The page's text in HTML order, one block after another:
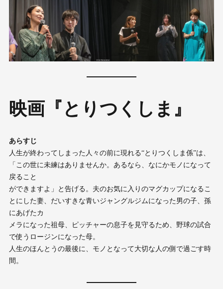
映画『とりつくしま』
あらすじ
人生が終わってしまった人々の前に現れる“とりつくしま係”は、
「この世に未練はありませんか。あるなら、なにかモノになって
戻ること
ができますよ」と告げる。夫のお気に入りのマグカップになるこ
とにした妻、だいすきな青いジャングルジムになった男の子、孫
にあげたカ
メラになった祖母、ピッチャーの息子を見守るため、野球の試合
で使うロージンになった母。
人生のほんとうの最後に、モノとなって大切な人の側で過ごす時
間。